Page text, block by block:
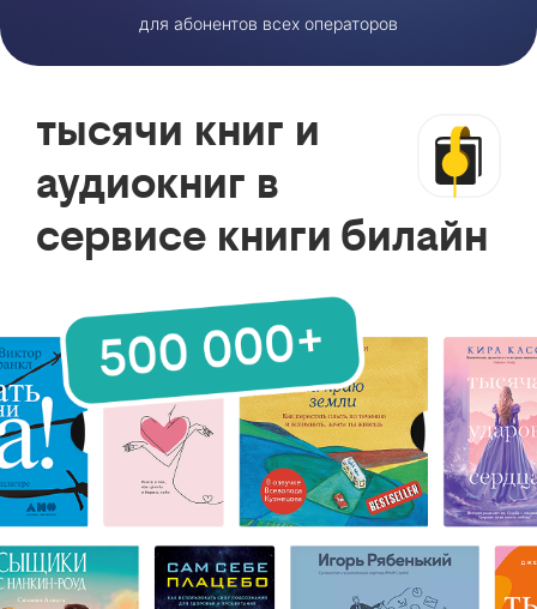
для абонентов всех операторов
тысячи книг и
аудиокниг в
сервисе книги билайн